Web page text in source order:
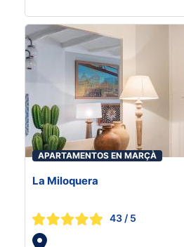
APARTAMENTOS EN MARÇÀ
La Miloquera
43 / 5